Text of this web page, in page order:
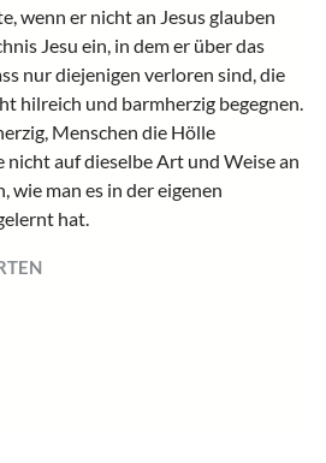
wenn er nicht an Jesus glauben
Jesu ein, in dem er über das
nur diejenigen verloren sind, die
hilreich und barmherzig begegnen.
Menschen die Hölle
nicht auf dieselbe Art und Weise an
wie man es in der eigenen
hat.